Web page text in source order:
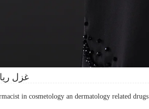
غزل
in cosmetology an dermatology related drugs